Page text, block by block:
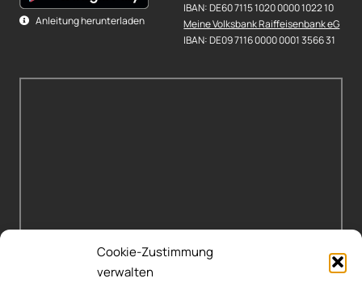
Cookie-Zustimmung
verwalten
Anleitung herunterladen
IBAN: DE60 7115 1020 0000 1022 10
Meine Volksbank Raiffeisenbank eG
IBAN: DE09 7116 0000 0001 3566 31